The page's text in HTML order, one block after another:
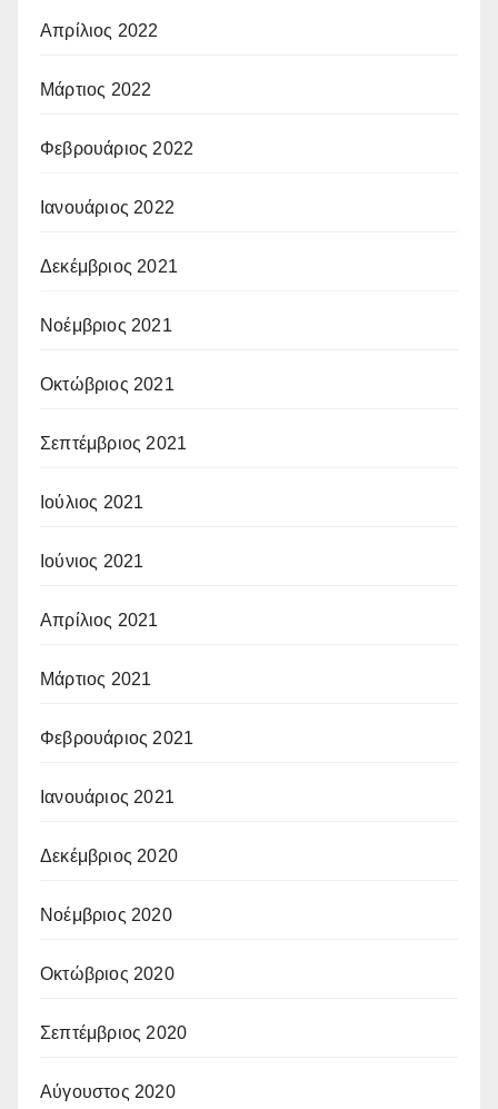
Απρίλιος 2022
Μάρτιος 2022
Φεβρουάριος 2022
Ιανουάριος 2022
Δεκέμβριος 2021
Νοέμβριος 2021
Οκτώβριος 2021
Σεπτέμβριος 2021
Ιούλιος 2021
Ιούνιος 2021
Απρίλιος 2021
Μάρτιος 2021
Φεβρουάριος 2021
Ιανουάριος 2021
Δεκέμβριος 2020
Νοέμβριος 2020
Οκτώβριος 2020
Σεπτέμβριος 2020
Αύγουστος 2020